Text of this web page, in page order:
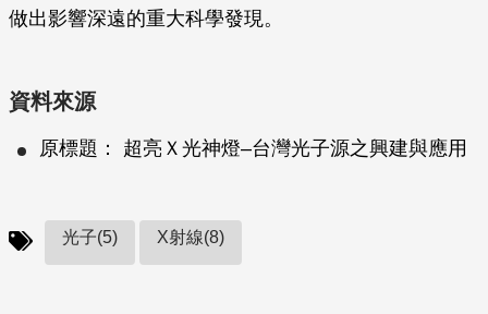
做出影響深遠的重大科學發現。
資料來源
原標題： 超亮Ｘ光神燈–台灣光子源之興建與應用
光子(5) X射線(8)